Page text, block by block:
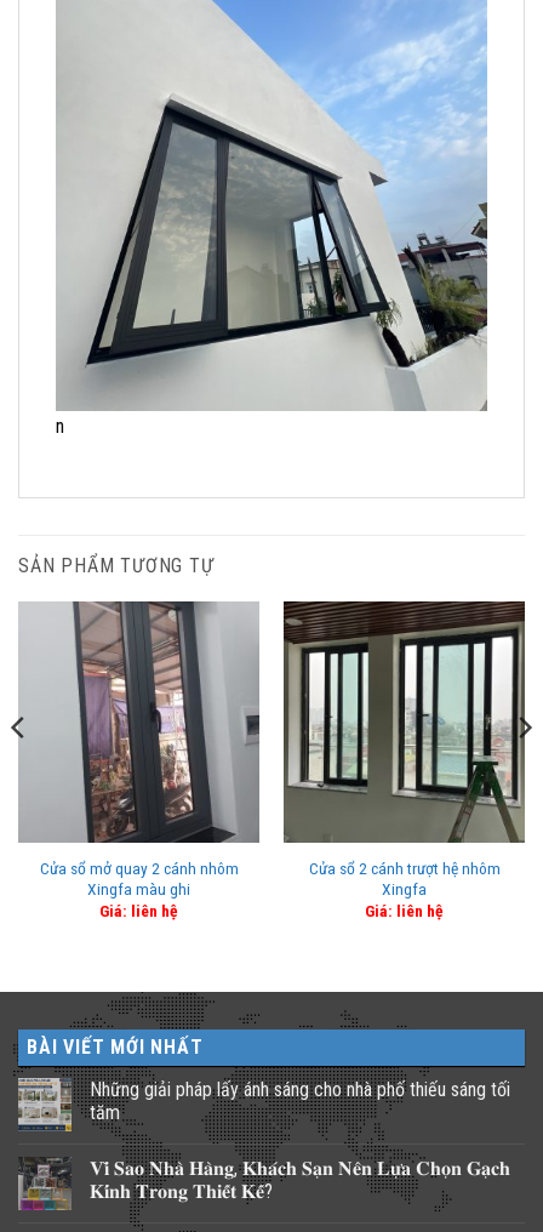
n
SẢN PHẨM TƯƠNG TỰ
Cửa sổ mở quay 2 cánh nhôm
Xingfa màu ghi
Giá: liên hệ
Cửa sổ 2 cánh trượt hệ nhôm
Xingfa
Giá: liên hệ
BÀI VIẾT MỚI NHẤT
Những giải pháp lấy ánh sáng cho nhà phố thiếu sáng tối
tăm
Không
bình
luận
ở
𝐕𝐢̀ 𝐒𝐚𝐨 𝐍𝐡𝐚̀ 𝐇𝐚̀𝐧𝐠, 𝐊𝐡𝐚́𝐜𝐡 𝐒𝐚̣𝐧 𝐍𝐞̂𝐧 𝐋𝐮̛̣𝐚 𝐂𝐡𝐨̣𝐧 𝐆𝐚̣𝐜𝐡
𝐊𝐢́𝐧𝐡 𝐓𝐫𝐨𝐧𝐠 𝐓𝐡𝐢𝐞̂́𝐭 𝐊𝐞̂́?